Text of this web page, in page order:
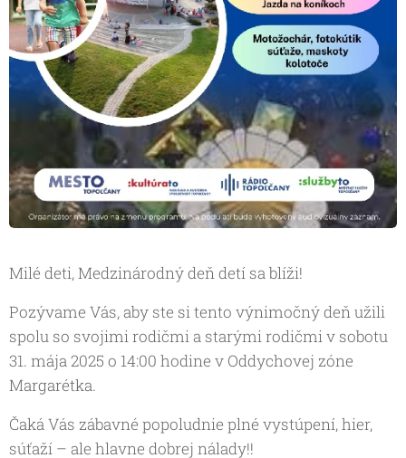
Milé deti, Medzinárodný deň detí sa blíži!
Pozývame Vás, aby ste si tento výnimočný deň užili
spolu so svojimi rodičmi a starými rodičmi v sobotu
31. mája 2025 o 14:00 hodine v Oddychovej zóne
Margarétka.
Čaká Vás zábavné popoludnie plné vystúpení, hier,
súťaží – ale hlavne dobrej nálady!!